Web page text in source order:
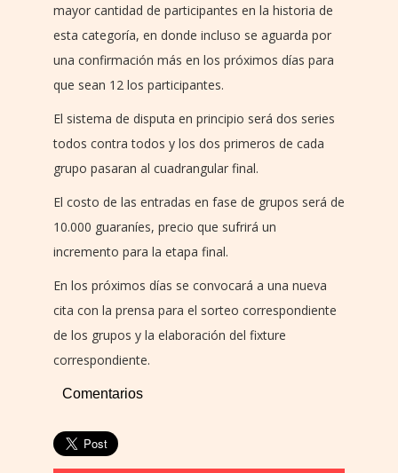
mayor cantidad de participantes en la historia de
esta categoría, en donde incluso se aguarda por
una confirmación más en los próximos días para
que sean 12 los participantes.
El sistema de disputa en principio será dos series
todos contra todos y los dos primeros de cada
grupo pasaran al cuadrangular final.
El costo de las entradas en fase de grupos será de
10.000 guaraníes, precio que sufrirá un
incremento para la etapa final.
En los próximos días se convocará a una nueva
cita con la prensa para el sorteo correspondiente
de los grupos y la elaboración del fixture
correspondiente.
Comentarios